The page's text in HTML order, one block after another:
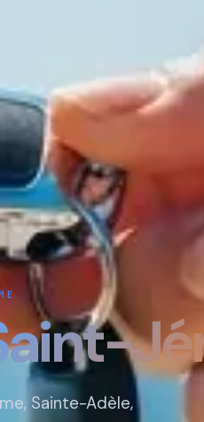
Sainte-Adèle,